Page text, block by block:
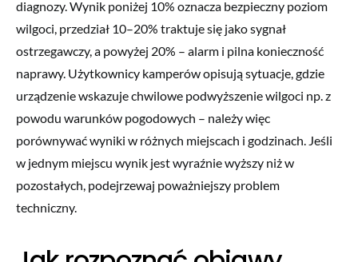
diagnozy. Wynik poniżej 10% oznacza bezpieczny poziom
wilgoci, przedział 10–20% traktuje się jako sygnał
ostrzegawczy, a powyżej 20% – alarm i pilna konieczność
naprawy. Użytkownicy kamperów opisują sytuacje, gdzie
urządzenie wskazuje chwilowe podwyższenie wilgoci np. z
powodu warunków pogodowych – należy więc
porównywać wyniki w różnych miejscach i godzinach. Jeśli
w jednym miejscu wynik jest wyraźnie wyższy niż w
pozostałych, podejrzewaj poważniejszy problem
techniczny.